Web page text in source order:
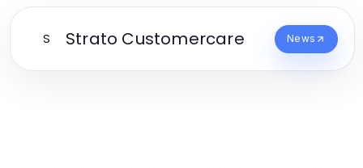
S Strato Customercare News